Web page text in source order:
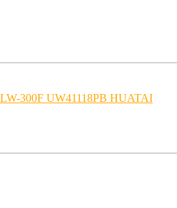
300F UW41118PB HUATAI